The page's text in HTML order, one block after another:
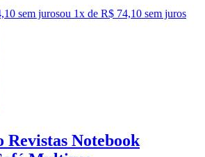
sem jurosou 1x de R$ 74,10 sem juros
Revistas Notebook